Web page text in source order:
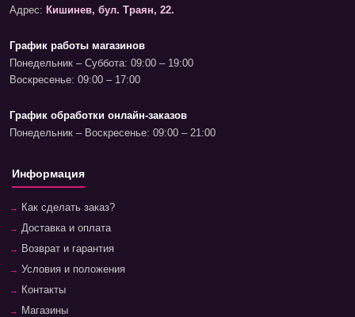
Адрес: Кишинев, бул. Траян, 22.
График работы магазинов
Понедельник – Суббота: 09:00 – 19:00
Воскресенье: 09:00 – 17:00
График обработки онлайн-заказов
Понедельник – Воскресенье: 09:00 – 21:00
Информация
Как сделать заказ?
Доставка и оплата
Возврат и гарантия
Условия и положения
Контакты
Магазины